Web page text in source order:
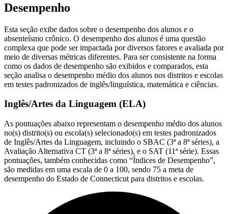
Desempenho
Esta seção exibe dados sobre o desempenho dos alunos e o
absenteísmo crônico. O desempenho dos alunos é uma questão
complexa que pode ser impactada por diversos fatores e avaliada por
meio de diversas métricas diferentes. Para ser consistente na forma
como os dados de desempenho são exibidos e comparados, esta
seção analisa o desempenho médio dos alunos nos distritos e escolas
em testes padronizados de inglês/linguística, matemática e ciências.
Inglês/Artes da Linguagem (ELA)
As pontuações abaixo representam o desempenho médio dos alunos
no(s) distrito(s) ou escola(s) selecionado(s) em testes padronizados
de Inglês/Artes da Linguagem, incluindo o SBAC (3ª a 8ª séries), a
Avaliação Alternativa CT (3ª a 8ª séries), e o SAT (11ª série). Essas
pontuações, também conhecidas como “Índices de Desempenho”,
são medidas em uma escala de 0 a 100, sendo 75 a meta de
desempenho do Estado de Connecticut para distritos e escolas.